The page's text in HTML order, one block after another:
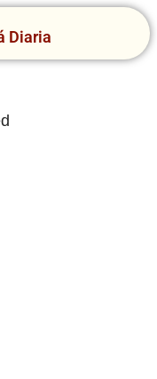
Diaria